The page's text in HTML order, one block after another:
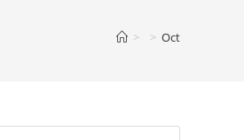
> > Oct